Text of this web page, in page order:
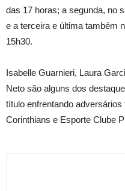
das 17 horas; a segunda, no
e a terceira e última também
15h30.
Isabelle Guarnieri, Laura
Neto são alguns dos
título enfrentando
Corinthians e Esporte Clube